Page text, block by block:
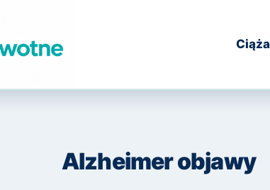
Ciąża
Alzheimer objawy